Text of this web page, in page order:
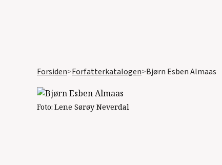
Forsiden>Forfatterkatalogen>Bjørn Esben Almaas
Foto: Lene Sørøy Neverdal